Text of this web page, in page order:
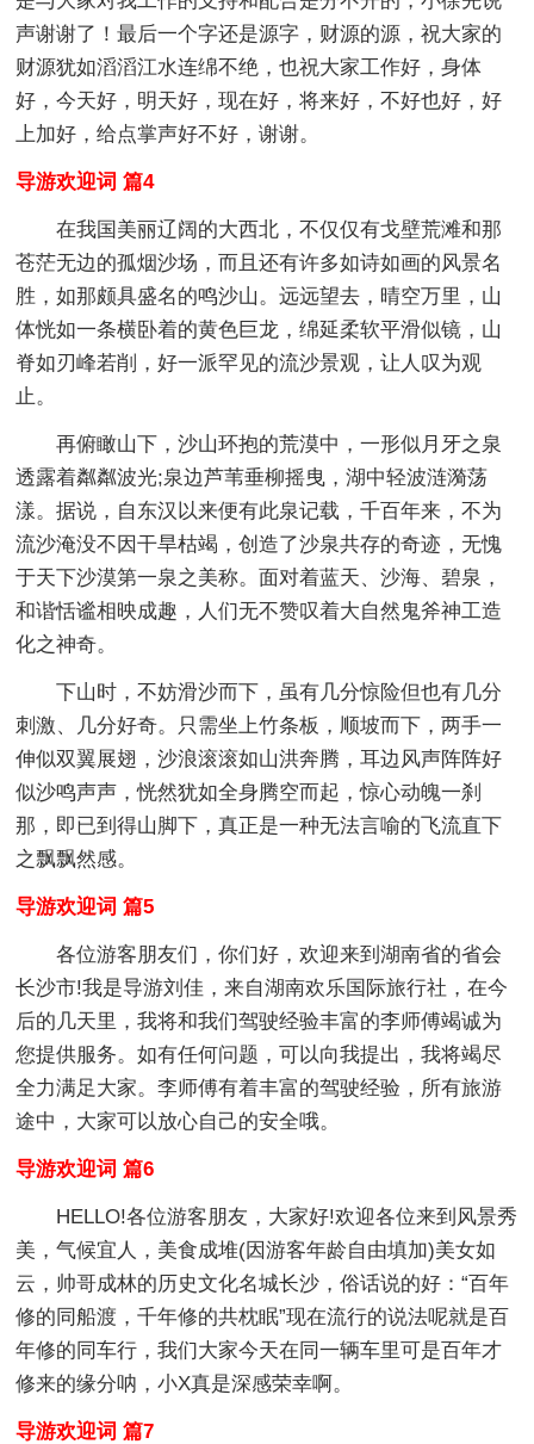
声谢谢了！最后一个字还是源字，财源的源，祝大家的
财源犹如滔滔江水连绵不绝，也祝大家工作好，身体
好，今天好，明天好，现在好，将来好，不好也好，好
上加好，给点掌声好不好，谢谢。
导游欢迎词 篇4
在我国美丽辽阔的大西北，不仅仅有戈壁荒滩和那
苍茫无边的孤烟沙场，而且还有许多如诗如画的风景名
胜，如那颇具盛名的鸣沙山。远远望去，晴空万里，山
体恍如一条横卧着的黄色巨龙，绵延柔软平滑似镜，山
脊如刃峰若削，好一派罕见的流沙景观，让人叹为观
止。
再俯瞰山下，沙山环抱的荒漠中，一形似月牙之泉
透露着粼粼波光;泉边芦苇垂柳摇曳，湖中轻波涟漪荡
漾。据说，自东汉以来便有此泉记载，千百年来，不为
流沙淹没不因干旱枯竭，创造了沙泉共存的奇迹，无愧
于天下沙漠第一泉之美称。面对着蓝天、沙海、碧泉，
和谐恬谧相映成趣，人们无不赞叹着大自然鬼斧神工造
化之神奇。
下山时，不妨滑沙而下，虽有几分惊险但也有几分
刺激、几分好奇。只需坐上竹条板，顺坡而下，两手一
伸似双翼展翅，沙浪滚滚如山洪奔腾，耳边风声阵阵好
似沙鸣声声，恍然犹如全身腾空而起，惊心动魄一刹
那，即已到得山脚下，真正是一种无法言喻的飞流直下
之飘飘然感。
导游欢迎词 篇5
各位游客朋友们，你们好，欢迎来到湖南省的省会
长沙市!我是导游刘佳，来自湖南欢乐国际旅行社，在今
后的几天里，我将和我们驾驶经验丰富的李师傅竭诚为
您提供服务。如有任何问题，可以向我提出，我将竭尽
全力满足大家。李师傅有着丰富的驾驶经验，所有旅游
途中，大家可以放心自己的安全哦。
导游欢迎词 篇6
HELLO!各位游客朋友，大家好!欢迎各位来到风景秀
美，气候宜人，美食成堆(因游客年龄自由填加)美女如
云，帅哥成林的历史文化名城长沙，俗话说的好：“百年
修的同船渡，千年修的共枕眠”现在流行的说法呢就是百
年修的同车行，我们大家今天在同一辆车里可是百年才
修来的缘分呐，小X真是深感荣幸啊。
导游欢迎词 篇7